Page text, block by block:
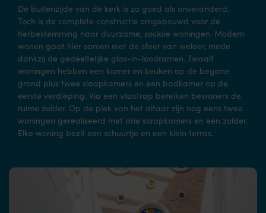
De buitenzijde van de kerk is zo goed als onveranderd.
Toch is de complete constructie omgebouwd voor de
herbestemming naar duurzame, sociale woningen. Modern
wonen gaat hier samen met de sfeer van weleer, mede
dankzij de gedeeltelijke glas-in-loodramen. Twaalf
woningen hebben een kamer en keuken op de begane
grond plus twee slaapkamers en een badkamer op de
eerste verdieping. Via een vlizotrap bereiken bewoners de
ruime zolder. Op de plek van het altaar zijn nog eens twee
woningen gerealiseerd met drie slaapkamers en een zolder.
Elke woning bezit een schuurtje en een klein terras.